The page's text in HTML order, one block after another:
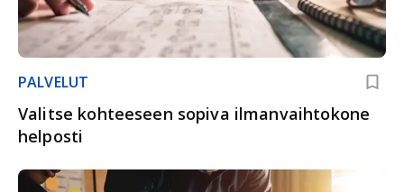
PALVELUT
Valitse kohteeseen sopiva ilmanvaihtokone
helposti